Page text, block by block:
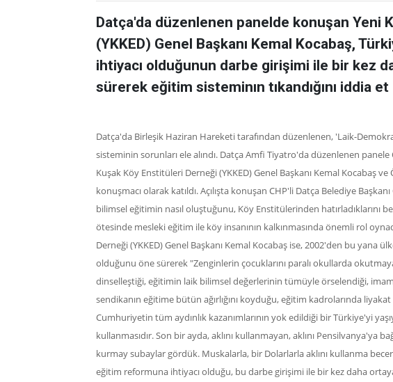
Datça'da düzenlenen panelde konuşan Yeni
(YKKED) Genel Başkanı Kemal Kocabaş,
ihtiyacı olduğunun darbe girişimi ile bir kez
sürerek eğitim sisteminın tıkandığını iddia et
Datça'da Birleşik Haziran Hareketi tarafından düzenlenen, 'Laik-
sisteminin sorunları ele alındı. Datça Amfi Tiyatro'da düzenlenen
Kuşak Köy Enstitüleri Derneği (YKKED) Genel Başkanı Kemal Kocabaş
konuşmacı olarak katıldı. Açılışta konuşan CHP'li Datça Belediye
bilimsel eğitimin nasıl oluştuğunu, Köy Enstitülerinden
ötesinde mesleki eğitim ile köy insanının kalkınmasında önemli rol
Derneği (YKKED) Genel Başkanı Kemal Kocabaş ise, 2002'den bu yana
olduğunu öne sürerek "Zenginlerin çocuklarını paralı okullarda
dinselleştiği, eğitimin laik bilimsel değerlerinin tümüyle örselendiği, imam
sendikanın eğitime bütün ağırlığını koyduğu, eğitim kadrolarında liyakat
Cumhuriyetin tüm aydınlık kazanımlarının yok edildiği bir Türkiye'yi
kullanmasıdır. Son bir ayda, aklını kullanmayan, aklını Pensilvanya'ya
kurmay subaylar gördük. Muskalarla, bir Dolarlarla aklını kullanma
eğitim reformuna ihtiyacı olduğu, bu darbe girişimi ile bir kez daha